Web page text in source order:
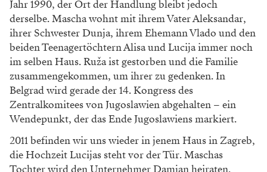
Jahr 1990, der Ort der Handlung bleibt jedoch
derselbe. Mascha wohnt mit ihrem Vater Aleksandar,
ihrer Schwester Dunja, ihrem Ehemann Vlado und den
beiden Teenagertöchtern Alisa und Lucija immer noch
im selben Haus. Ruža ist gestorben und die Familie
zusammengekommen, um ihrer zu gedenken. In
Belgrad wird gerade der 14. Kongress des
Zentralkomitees von Jugoslawien abgehalten – ein
Wendepunkt, der das Ende Jugoslawiens markiert.
2011 befinden wir uns wieder in jenem Haus in Zagreb,
die Hochzeit Lucijas steht vor der Tür. Maschas
Tochter wird den Unternehmer Damjan heiraten.